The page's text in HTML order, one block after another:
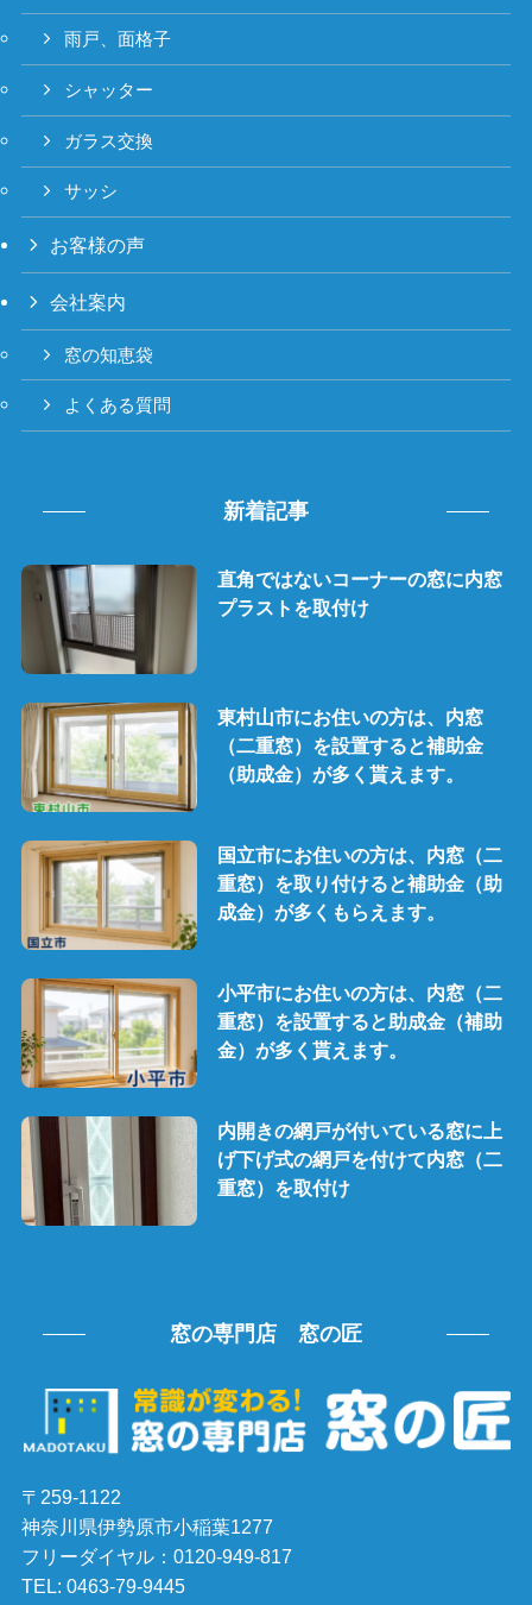
雨戸、面格子
シャッター
ガラス交換
サッシ
お客様の声
会社案内
窓の知恵袋
よくある質問
新着記事
直角ではないコーナーの窓に内窓
プラストを取付け
東村山市にお住いの方は、内窓
（二重窓）を設置すると補助金
（助成金）が多く貰えます。
国立市にお住いの方は、内窓（二
重窓）を取り付けると補助金（助
成金）が多くもらえます。
小平市にお住いの方は、内窓（二
重窓）を設置すると助成金（補助
金）が多く貰えます。
内開きの網戸が付いている窓に上
げ下げ式の網戸を付けて内窓（二
重窓）を取付け
窓の専門店 窓の匠
〒259-1122
神奈川県伊勢原市小稲葉1277
フリーダイヤル：0120-949-817
TEL: 0463-79-9445